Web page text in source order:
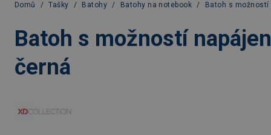
Domů / Tašky / Batohy / Batohy na notebook / Batoh s možností
Batoh s možností
černá